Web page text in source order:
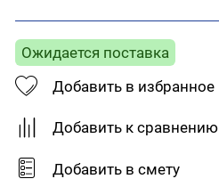
Россия
Тип товара: Грунт-эмаль
Ожидается поставка
Добавить в избранное
Добавить к сравнению
Добавить в смету